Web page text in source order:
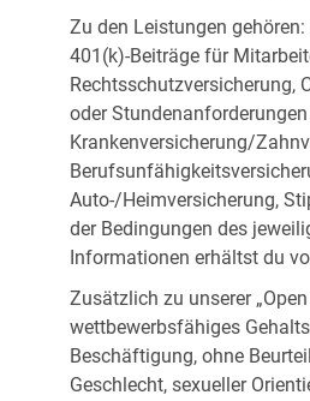
Zu den Leistungen
401(k)-Beiträge für
Rechtsschutzversicherung,
oder
Krankenversicherung/
Auto-/Heimversicherung,
der Bedingungen des
Informationen erhältst du
Zusätzlich zu unserer
wettbewerbsfähiges
Beschäftigung, ohne
Geschlecht, sexueller